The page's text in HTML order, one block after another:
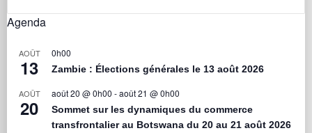
Agenda
AOÛT
13
0h00
Zambie : Élections générales le 13 août 2026
AOÛT
20
août 20 @ 0h00 -août 21 @ 0h00
Sommet sur les dynamiques du commerce
transfrontalier au Botswana du 20 au 21 août 2026